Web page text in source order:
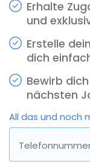
strategischen
der
gesetztes
strukturell
Neue
Erhalte
und
Erstelle
dich
Bewirb
nächsten
All das und noch